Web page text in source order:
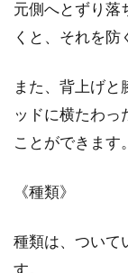
元側へとずり落
くと、それを防
また、背上げ
ッドに横たわっ
ことができます。
《種類》
種類は、ついて
す。